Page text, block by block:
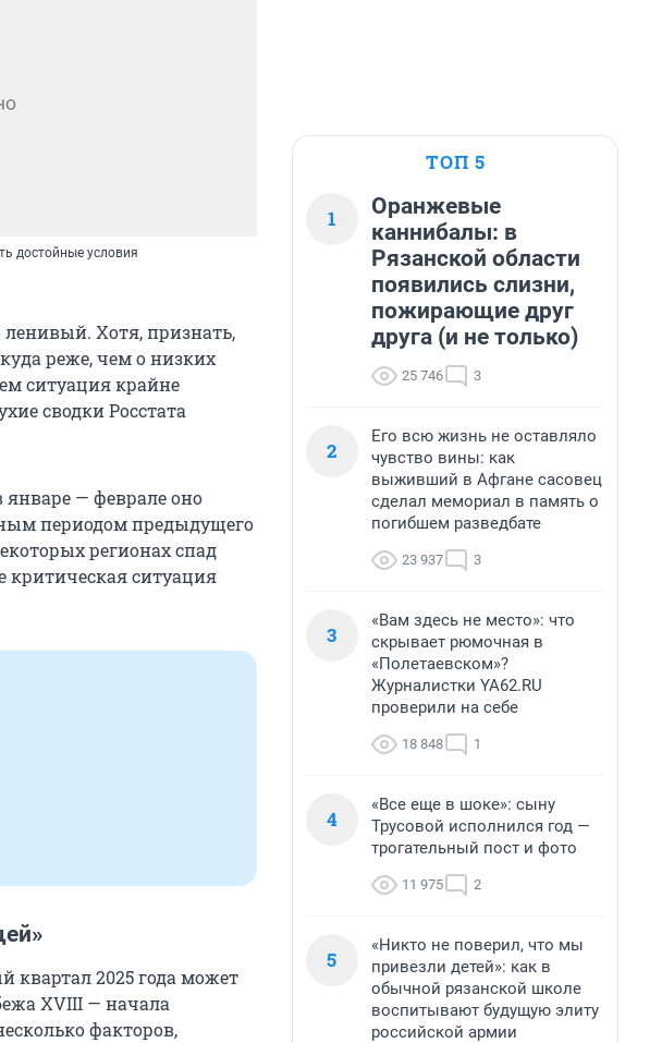
достойные условия
ленивый. Хотя, признать,
реже, чем о низких
ситуация крайне
сводки Росстата
— феврале оно
периодом предыдущего
регионах спад
критическая ситуация
квартал2025 года может
XVIII — начала
факторов,
ТОП 5
1
Оранжевые
каннибалы: в
Рязанской области
появились слизни,
пожирающие друг
друга (и не только)
25 746 3
2
Его всю жизнь не оставляло
чувство вины: как
выживший в Афгане сасовец
сделал мемориал в память о
погибшем разведбате
23 937 3
3
«Вам здесь не место»: что
скрывает рюмочная в
«Полетаевском»?
Журналистки YA62.RU
проверили на себе
18 848 1
4
«Все еще в шоке»: сыну
Трусовой исполнился год —
трогательный пост и фото
11 975 2
5
«Никто не поверил, что мы
привезли детей»: как в
обычной рязанской школе
воспитывают будущую элиту
российской армии